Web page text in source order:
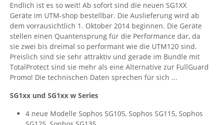
Endlich ist es so weit! Ab sofort sind die neuen SG1XX
Geräte im UTM-shop bestellbar. Die Auslieferung wird ab
dem vorrausichtlich 1. Oktober 2014 beginnen. Die Geräte
stellen einen Quantensprung für die Performance dar, da
sie zwei bis dreimal so performant wie die UTM120 sind.
Preislich sind sie sehr attraktiv und gerade im Bundle mit
TotalProtect sind sie mehr als eine Alternative zur FullGuard
Promo! Die technischen Daten sprechen für sich ...
SG1xx und SG1xx w Series
4 neue Modelle Sophos SG105, Sophos SG115, Sophos